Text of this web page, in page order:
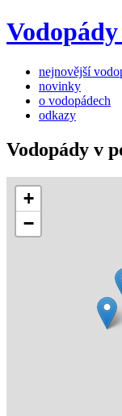
nejnovější
novinky
o vodopádech
odkazy
Vodopády v
+
−